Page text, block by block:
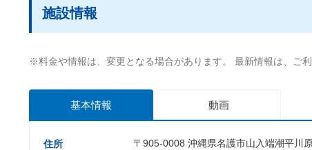
施設情報
※料金や情報は、変更となる場合があります。 最新情報は、ご
基本情報 動画
住所 〒905-0008 沖縄県名護市山入端潮平川